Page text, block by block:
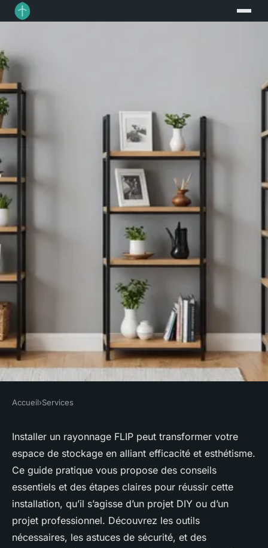
Installer un rayonnage flip :
guide pratique et conseils clés
Théo•21 mars 2025•5 min de lecture
Accueil›Services
Installer un rayonnage FLIP peut transformer votre
espace de stockage en alliant efficacité et esthétisme.
Ce guide pratique vous propose des conseils
essentiels et des étapes claires pour réussir cette
installation, qu’il s’agisse d’un projet DIY ou d’un
projet professionnel. Découvrez les outils
nécessaires, les astuces de sécurité, et des